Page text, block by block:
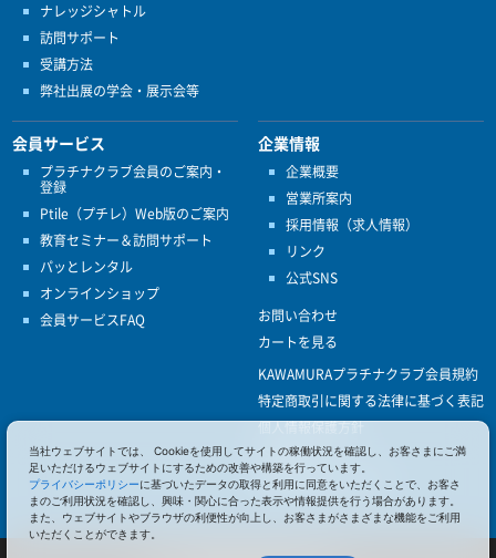
ナレッジシャトル
訪問サポート
受講方法
弊社出展の学会・展示会等
会員サービス
プラチナクラブ会員のご案内・
登録
Ptile（プチレ）Web版のご案内
教育セミナー＆訪問サポート
パッとレンタル
オンラインショップ
会員サービスFAQ
企業情報
企業概要
営業所案内
採用情報（求人情報）
リンク
公式SNS
お問い合わせ
カートを見る
KAWAMURAプラチナクラブ会員規約
特定商取引に関する法律に基づく表記
個人情報保護方針
ISO9001
健康経営優良法人認定
当社ウェブサイトでは、 Cookieを使用してサイトの稼働状況を確認し、お客さまにご満
足いただけるウェブサイトにするための改善や構築を行っています。
プライバシーポリシーに基づいたデータの取得と利用に同意をいただくことで、お客さ
まのご利用状況を確認し、興味・関心に合った表示や情報提供を行う場合があります。
また、ウェブサイトやブラウザの利便性が向上し、お客さまがさまざまな機能をご利用
いただくことができます。